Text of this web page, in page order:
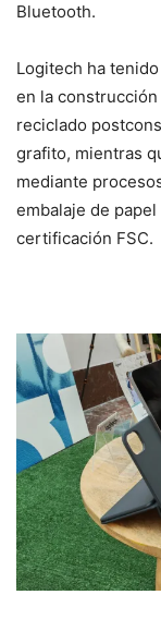
Bluetooth.
Logitech ha
en la
reciclado
grafito, mientras
mediante
embalaje de
certificación FSC.